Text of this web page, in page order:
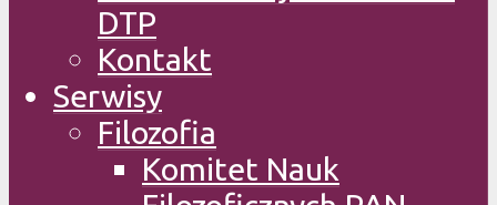
DTP
Kontakt
Serwisy
Filozofia
Komitet Nauk